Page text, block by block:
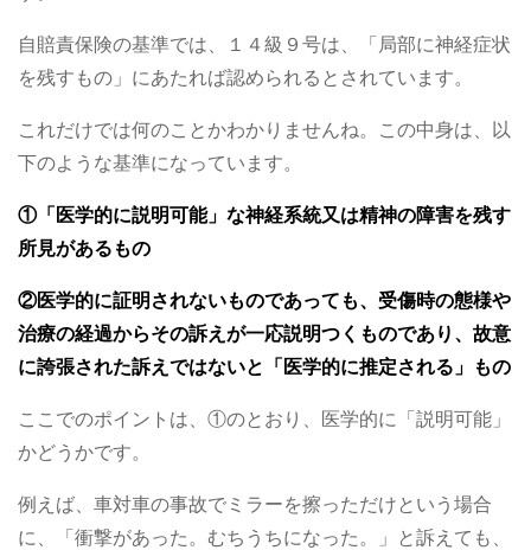
自賠責保険の基準では、１４級９号は、「局部に神経症状
を残すもの」にあたれば認められるとされています。
これだけでは何のことかわかりませんね。この中身は、以
下のような基準になっています。
①「医学的に説明可能」な神経系統又は精神の障害を残す
所見があるもの
②医学的に証明されないものであっても、受傷時の態様や
治療の経過からその訴えが一応説明つくものであり、故意
に誇張された訴えではないと「医学的に推定される」もの
ここでのポイントは、①のとおり、医学的に「説明可能」
かどうかです。
例えば、車対車の事故でミラーを擦っただけという場合
に、「衝撃があった。むちうちになった。」と訴えても、